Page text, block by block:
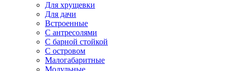
Для хрущевки
Для дачи
Встроенные
С антресолями
С барной стойкой
С островом
Малогабаритные
Модульные